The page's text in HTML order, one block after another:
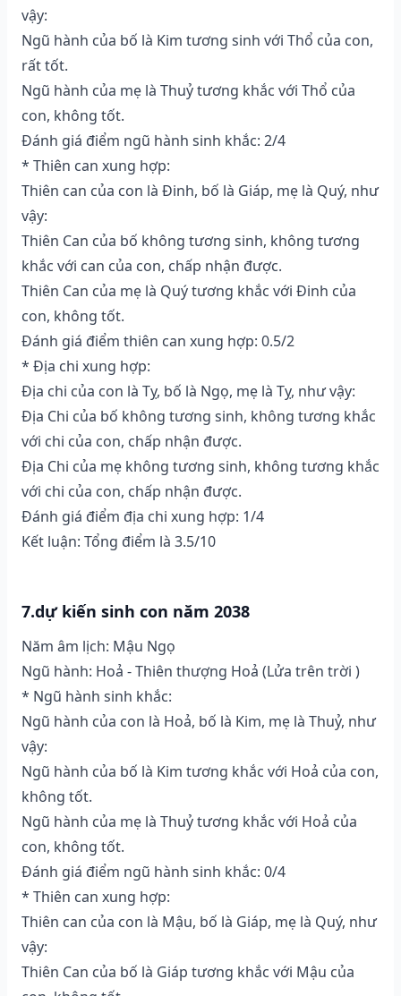
vậy:
Ngũ hành của bố là Kim tương sinh với Thổ của con,
rất tốt.
Ngũ hành của mẹ là Thuỷ tương khắc với Thổ của
con, không tốt.
Đánh giá điểm ngũ hành sinh khắc: 2/4
* Thiên can xung hợp:
Thiên can của con là Đinh, bố là Giáp, mẹ là Quý, như
vậy:
Thiên Can của bố không tương sinh, không tương
khắc với can của con, chấp nhận được.
Thiên Can của mẹ là Quý tương khắc với Đinh của
con, không tốt.
Đánh giá điểm thiên can xung hợp: 0.5/2
* Địa chi xung hợp:
Địa chi của con là Tỵ, bố là Ngọ, mẹ là Tỵ, như vậy:
Địa Chi của bố không tương sinh, không tương khắc
với chi của con, chấp nhận được.
Địa Chi của mẹ không tương sinh, không tương khắc
với chi của con, chấp nhận được.
Đánh giá điểm địa chi xung hợp: 1/4
Kết luận: Tổng điểm là 3.5/10
7.dự kiến sinh con năm 2038
Năm âm lịch: Mậu Ngọ
Ngũ hành: Hoả - Thiên thượng Hoả (Lửa trên trời )
* Ngũ hành sinh khắc:
Ngũ hành của con là Hoả, bố là Kim, mẹ là Thuỷ, như
vậy:
Ngũ hành của bố là Kim tương khắc với Hoả của con,
không tốt.
Ngũ hành của mẹ là Thuỷ tương khắc với Hoả của
con, không tốt.
Đánh giá điểm ngũ hành sinh khắc: 0/4
* Thiên can xung hợp:
Thiên can của con là Mậu, bố là Giáp, mẹ là Quý, như
vậy:
Thiên Can của bố là Giáp tương khắc với Mậu của